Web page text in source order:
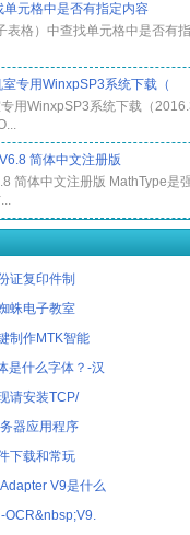
单元格中是否有指定内容
表格）中查找单元格中是否有
专用WinxpSP3系统下载（
用WinxpSP3系统下载（
简体中文注册版
简体中文注册版 MathType是
证复印件制
蛛电子教室
制作MTK智能
是什么字体？-汉
请安装TCP/
器应用程序
下载和常玩
V9是什么
OCR&nbsp;V9.